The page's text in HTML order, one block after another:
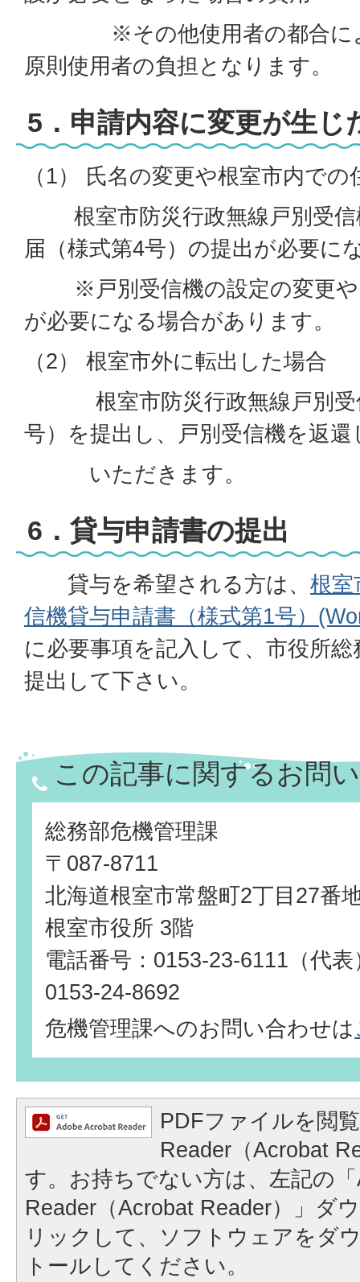
※その他使用者の都合によ
原則使用者の負担となります。
5．申請内容に変更が生じ
（1） 氏名の変更や根室市内で
根室市防災行政無線戸別受信
届（様式第4号）の提出が必要に
※戸別受信機の設定の変更や
が必要になる場合があります。
（2） 根室市外に転出した場合
根室市防災行政無線戸別受
号）を提出し、戸別受信機を返還
いただきます。
6．貸与申請書の提出
貸与を希望される方は、 根室
信機貸与申請書（様式第1号）
に必要事項を記入して、市役所
提出して下さい。
この記事に関するお問
総務部危機管理課
〒087-8711
北海道根室市常盤町2丁目27番
根室市役所 3階
電話番号：0153-23-6111（代
0153-24-8692
危機管理課へのお問い合わせは
PDFファイルを閲
Reader（Acrobat
す。お持ちでない方は、左記の
Reader（Acrobat Reader）」ダ
リックして、ソフトウェアをダ
トールしてください。